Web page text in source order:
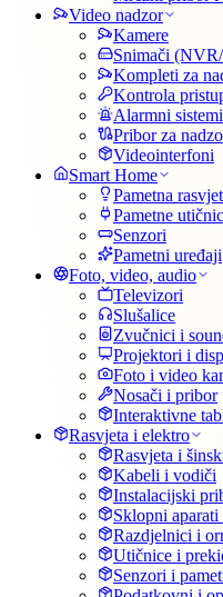
Video nadzor
Kamere
Snimači
Kompleti za
Kontrola
Alarmni sistemi
Pribor za
Videointerfoni
Smart Home
Pametna
Pametne
Senzori
Pametni uređaji
Foto, video, audio
Televizori
Slušalice
Zvučnici i
Projektori i
Foto i video
Nosači i pribor
Interaktivne
Rasvjeta i elektro
Rasvjeta i
Kabeli i vodiči
Instalacijski
Sklopni aparati
Razdjelnici i
Utičnice i
Senzori i